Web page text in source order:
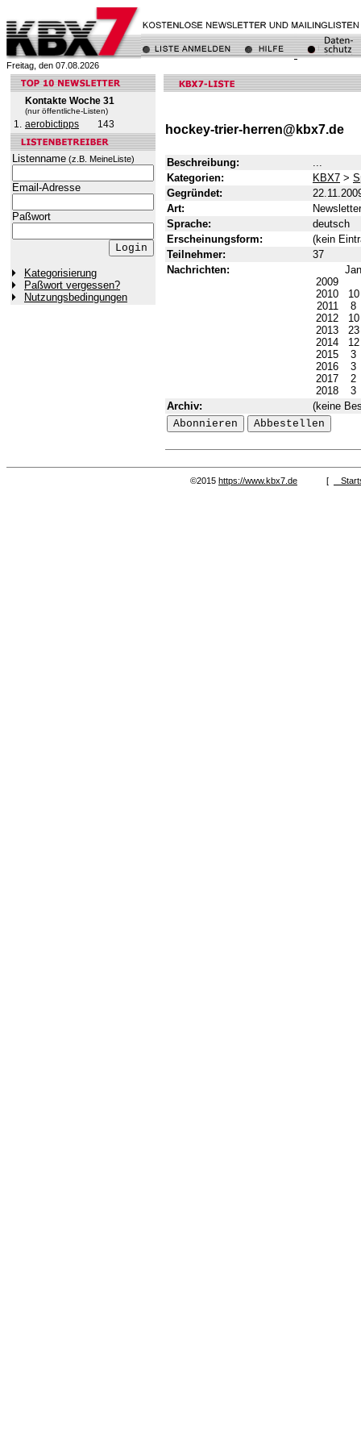
Freitag, den 07.08.2026
Kontakte Woche 31
(nur öffentliche-Listen)
1. aerobictipps 143
Listenname (z.B. MeineListe)
Email-Adresse
Paßwort
Kategorisierung
Paßwort vergessen?
Nutzungsbedingungen
hockey-trier-herren@kbx7.de
Beschreibung:
Kategorien:
KBX7 >
Gegründet:
Art:
Newsletter
Sprache:
deutsch
Erscheinungsform:
(kein
Teilnehmer:
37
Nachrichten:
2009
2010
2011
8
2012
2013
2014
2015
3
2016
3
2017
2
2018
3
Archiv:
(keine
©2015 https://www.kbx7.de [